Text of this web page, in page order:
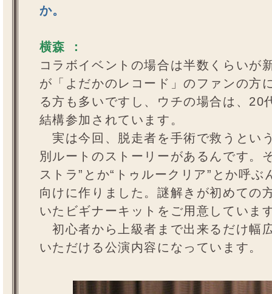
か。
横森 ：
コラボイベントの場合は半数くらいが
が「よだかのレコード」のファンの方
る方も多いですし、ウチの場合は、20
結構参加されています。
実は今回、脱走者を手術で救うとい
別ルートのストーリーがあるんです。
ストラ”とか“トゥルークリア”とか呼
向けに作りました。謎解きが初めての
いたビギナーキットをご用意していま
初心者から上級者まで出来るだけ幅
いただける公演内容になっています。